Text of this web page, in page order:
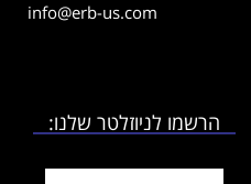
info@erb-us.com
הרשמו לניוזלטר שלנו: